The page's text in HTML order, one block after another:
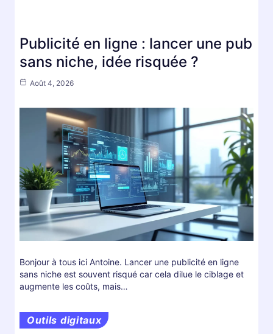
Publicité en ligne : lancer une pub
sans niche, idée risquée ?
Août 4, 2026
Bonjour à tous ici Antoine. Lancer une publicité en ligne
sans niche est souvent risqué car cela dilue le ciblage et
augmente les coûts, mais…
Outils digitaux